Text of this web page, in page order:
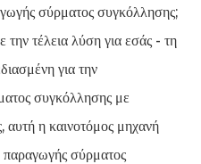
σύρματος συγκόλλησης;
την τέλεια λύση για εσάς - τη
για την
συγκόλλησης με
αυτή η καινοτόμος μηχανή
παραγωγής σύρματος